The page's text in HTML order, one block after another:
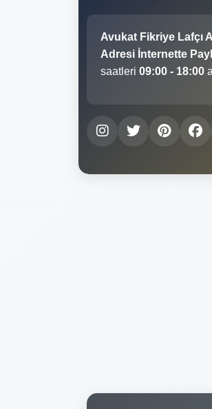
Avukat Fikriye Lafçı
Adresi İnternette
saatleri 09:00 - 18:00